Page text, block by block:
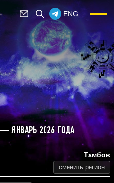
ENG
ЯНВАРЬ 2026 ГОДА
Тамбов
сменить регион